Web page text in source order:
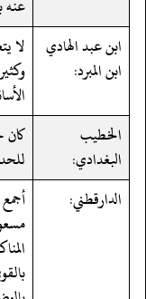
عنه
ابن عبد الهادي
ابن المبرد:
لا
الخطيب
البغدادي:
كان
الدارقطني: